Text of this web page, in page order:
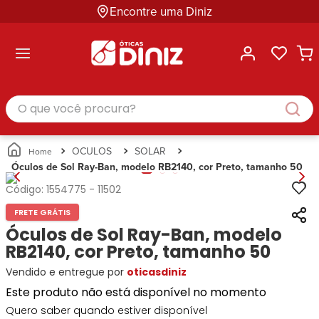
Encontre uma Diniz
Masculino
Feminino
Infantil
Unissex
Busque
Por
Marcas
Ana
Hickmann
Bulget
Miu-
Miu
Guess
Lacoste
Categorias
Masculino
Feminino
Infantil
Unissex
Busque
Por
Marcas
Ray-
Ban
Prada
Ana
Hickmann
Tecnol
Correntes
para
Óculos
Estojos
para
Óculos
Soluções
e
Cuidados
Busque
Ray-
Ban
Armani
Exchange
Tommy
Hilfiger
Ana
Hickmann
Guess
Speedo
Categoria
Armações
de Óculos
Óculos
de Sol
para
Óculos
Estojo
para
Óculos
Gênero
Masculino
Feminino
O que você procura?
OCULOS
SOLAR
Óculos de Sol Ray-Ban, modelo RB2140, cor Preto, tamanho 50
Código: 1554775 - 11502
FRETE GRÁTIS
Óculos de Sol Ray-Ban, modelo
RB2140, cor Preto, tamanho 50
Vendido e entregue por oticasdiniz
Este produto não está disponível no momento
Quero saber quando estiver disponível